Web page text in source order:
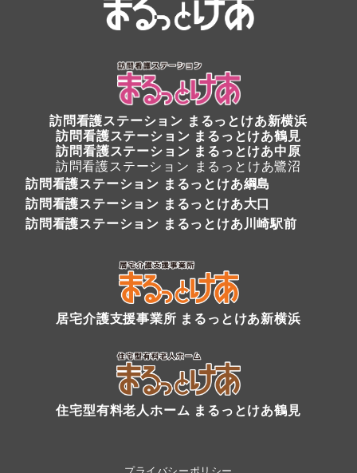
訪問看護ステーション まるっとけあ新横浜
訪問看護ステーション まるっとけあ鶴見
訪問看護ステーション まるっとけあ中原
訪問看護ステーション まるっとけあ鷺沼
訪問看護ステーション まるっとけあ綱島
訪問看護ステーション まるっとけあ大口
訪問看護ステーション まるっとけあ川崎駅前
居宅介護支援事業所 まるっとけあ新横浜
住宅型有料老人ホーム まるっとけあ鶴見